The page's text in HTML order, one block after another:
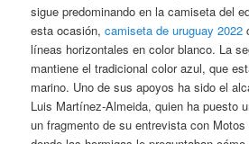
sigue predominando en la camiseta del
esta ocasión,camiseta de uruguay 2022
líneas horizontales en color blanco. La
mantiene el tradicional color azul, que
marino. Uno de sus apoyos ha sido el
Luis Martínez-Almeida, quien ha puesto
un fragmento de su entrevista con Motos